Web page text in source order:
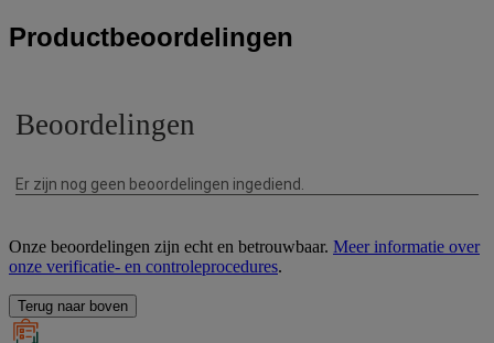
Productbeoordelingen
Onze beoordelingen zijn echt en betrouwbaar. Meer informatie over
onze verificatie- en controleprocedures.
Terug naar boven